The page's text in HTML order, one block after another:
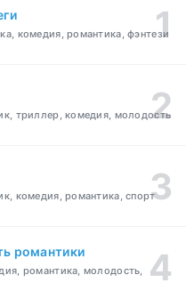
комедия, романтика, фэнтези
триллер, комедия, молодость
комедия, романтика, спорт
романтики
романтика, молодость,